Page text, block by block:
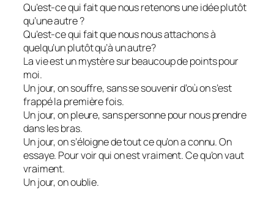
Qu’est-ce qui fait que nous retenons une idée plutôt
qu’une autre ?
Qu’est-ce qui fait que nous nous attachons à
quelqu’un plutôt qu’à un autre?
La vie est un mystère sur beaucoup de points pour
moi.
Un jour, on souffre, sans se souvenir d’où on s’est
frappé la première fois.
Un jour, on pleure, sans personne pour nous prendre
dans les bras.
Un jour, on s’éloigne de tout ce qu’on a connu. On
essaye. Pour voir qui on est vraiment. Ce qu’on vaut
vraiment.
Un jour, on oublie.